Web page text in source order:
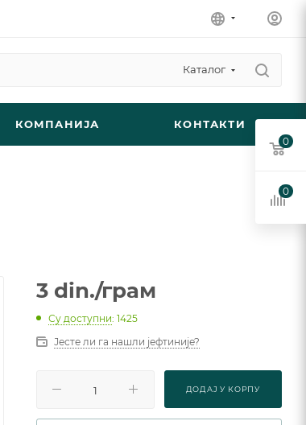
Каталог
КОМПАНИЈА КОНТАКТИ
3 din./грам
Су доступни: 1425
Јесте ли га нашли јефтиније?
ДОДАJ У КОРПУ
0
0